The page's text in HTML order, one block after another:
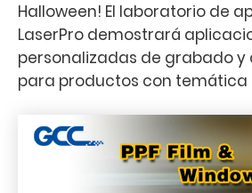
Halloween! El laboratorio de
LaserPro demostrará
personalizadas de grabado y
para productos con temática